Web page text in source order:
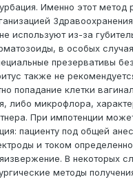
Именно этот метод
используют из-за
в особых
презервативы
также не
попадание клетки
либо микрофлора,
При импотенции
пациенту под общей
и током
В некоторых
методы